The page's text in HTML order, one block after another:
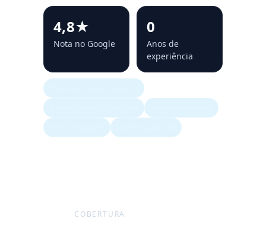
4,8★
Nota no Google
0
Anos de
experiência
COBERTURA